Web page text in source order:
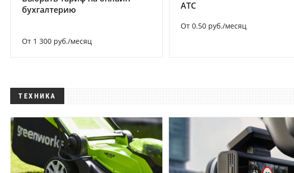
бухгалтерию
От 1 300 руб./месяц
АТС
От 0.50 руб./месяц
ТЕХНИКА